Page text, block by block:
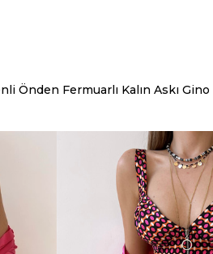
Önden Fermuarlı Kalın Askı